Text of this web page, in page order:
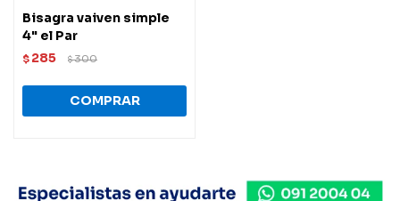
Bisagra vaiven simple
4" el Par
$ 285 $300